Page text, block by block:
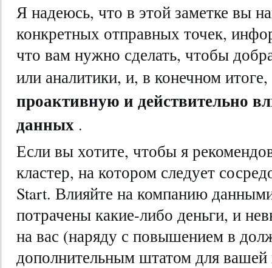
Я надеюсь, что в этой заметке вы
конкретных отправных точек,
что вам нужно сделать, чтобы
или аналитики, и, в конечном
проактивную и действительно
данных .
Если вы хотите, чтобы я
кластер, на котором следует
Start. Влияйте на компанию
потрачены какие-либо деньги, и
на вас (наряду с повышением в
дополнительным штатом для